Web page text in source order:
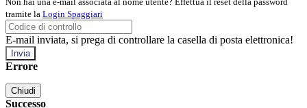
tramite la Login Spaggiari
E-mail inviata, si prega di controllare la casella di posta elettronica!
Errore
Chiudi
Successo